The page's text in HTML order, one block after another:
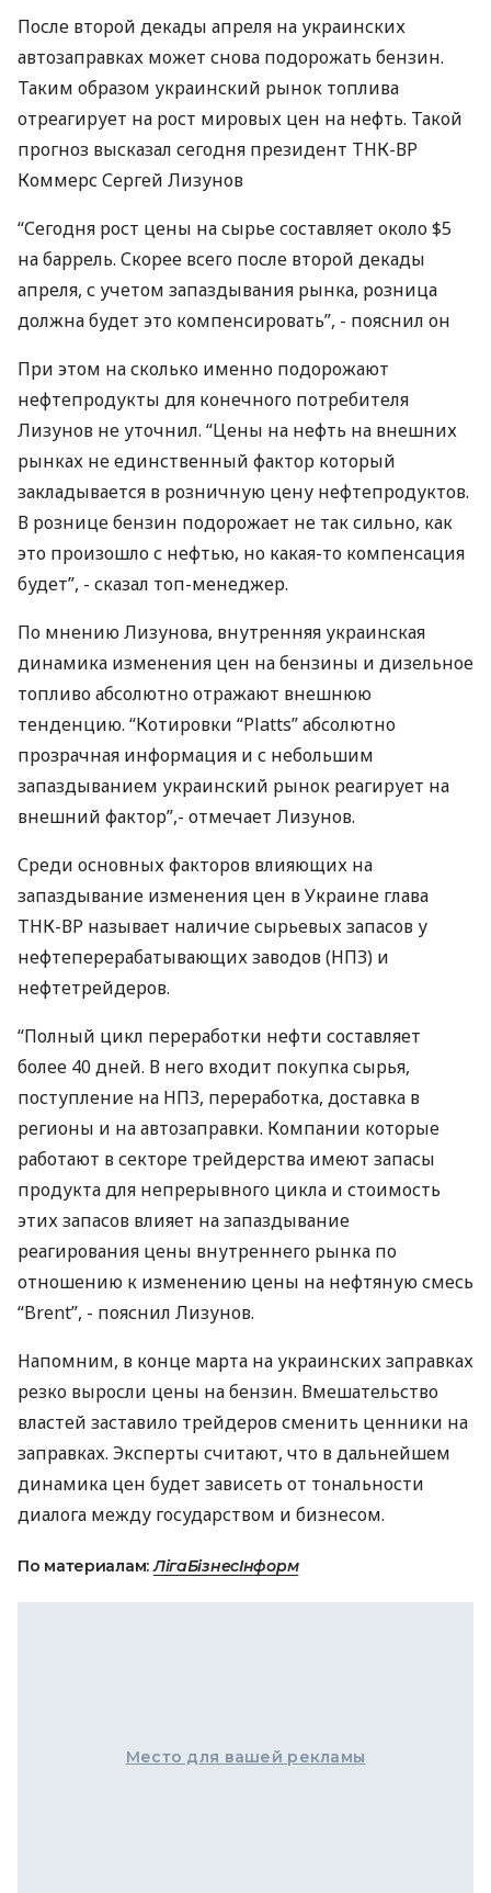
После второй декады апреля на украинских
автозаправках может снова подорожать бензин.
Таким образом украинский рынок топлива
отреагирует на рост мировых цен на нефть. Такой
прогноз высказал сегодня президент ТНК-ВР
Коммерс Сергей Лизунов
“Сегодня рост цены на сырье составляет около $5
на баррель. Скорее всего после второй декады
апреля, с учетом запаздывания рынка, розница
должна будет это компенсировать”, - пояснил он
При этом на сколько именно подорожают
нефтепродукты для конечного потребителя
Лизунов не уточнил. “Цены на нефть на внешних
рынках не единственный фактор который
закладывается в розничную цену нефтепродуктов.
В рознице бензин подорожает не так сильно, как
это произошло с нефтью, но какая-то компенсация
будет”, - сказал топ-менеджер.
По мнению Лизунова, внутренняя украинская
динамика изменения цен на бензины и дизельное
топливо абсолютно отражают внешнюю
тенденцию. “Котировки “Platts” абсолютно
прозрачная информация и с небольшим
запаздыванием украинский рынок реагирует на
внешний фактор”,- отмечает Лизунов.
Среди основных факторов влияющих на
запаздывание изменения цен в Украине глава
ТНК-ВР называет наличие сырьевых запасов у
нефтеперерабатывающих заводов (НПЗ) и
нефтетрейдеров.
“Полный цикл переработки нефти составляет
более 40 дней. В него входит покупка сырья,
поступление на НПЗ, переработка, доставка в
регионы и на автозаправки. Компании которые
работают в секторе трейдерства имеют запасы
продукта для непрерывного цикла и стоимость
этих запасов влияет на запаздывание
реагирования цены внутреннего рынка по
отношению к изменению цены на нефтяную смесь
“Brent”, - пояснил Лизунов.
Напомним, в конце марта на украинских заправках
резко выросли цены на бензин. Вмешательство
властей заставило трейдеров сменить ценники на
заправках. Эксперты считают, что в дальнейшем
динамика цен будет зависеть от тональности
диалога между государством и бизнесом.
По материалам:ЛігаБізнесІнформ
Место для вашей рекламы